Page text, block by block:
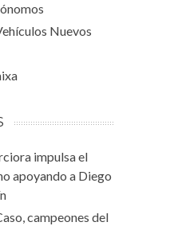
Nuevos
impulsa el
apoyando a Diego
campeones del